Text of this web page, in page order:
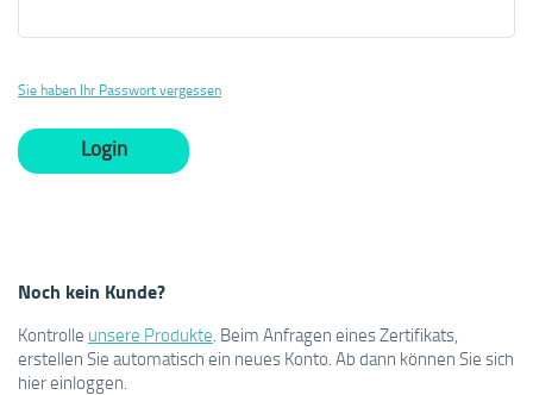
Sie haben Ihr Passwort vergessen
Noch kein Kunde?
Kontrolle unsere Produkte. Beim Anfragen eines Zertifikats,
erstellen Sie automatisch ein neues Konto. Ab dann können Sie sich
hier einloggen.